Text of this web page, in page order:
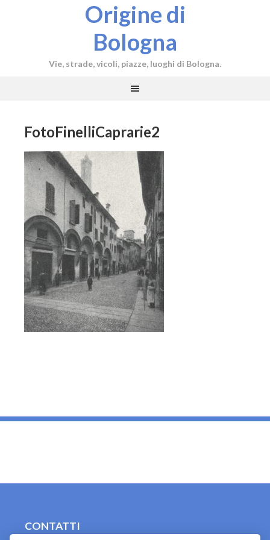
Origine di
Bologna
Vie, strade, vicoli, piazze, luoghi di Bologna.
FotoFinelliCaprarie2
CONTATTI